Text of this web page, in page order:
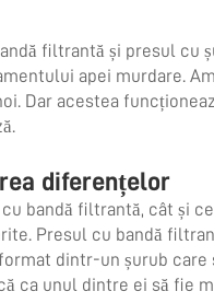
filtrantă și presul cu
apei murdare.
Dar acestea
diferențelor
bandă filtrantă, cât și
Presul cu bandă
dintr-un șurub
ca unul dintre ei să fie